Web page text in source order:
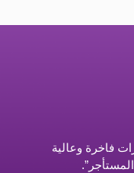
فاخرة وعالية